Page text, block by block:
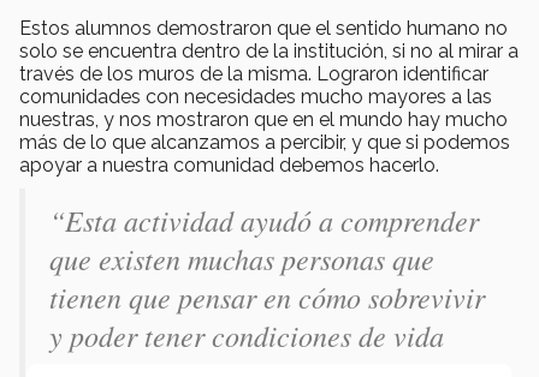
Estos alumnos demostraron que el sentido humano no
solo se encuentra dentro de la institución, si no al mirar a
través de los muros de la misma. Lograron identificar
comunidades con necesidades mucho mayores a las
nuestras, y nos mostraron que en el mundo hay mucho
más de lo que alcanzamos a percibir, y que si podemos
apoyar a nuestra comunidad debemos hacerlo.
“Esta actividad ayudó a comprender
que existen muchas personas que
tienen que pensar en cómo sobrevivir
y poder tener condiciones de vida